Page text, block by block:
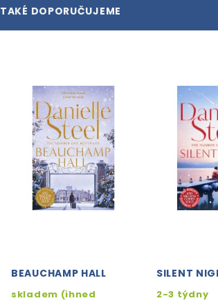
TAKÉ DOPORUČUJEME
BEAUCHAMP HALL
skladem (ihned
SILENT
2-3 týdny